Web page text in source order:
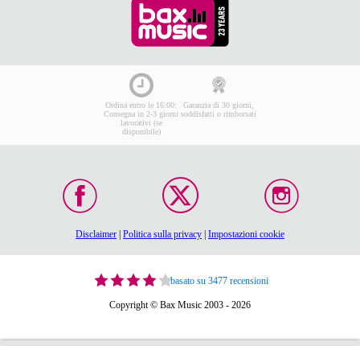
Ordina entro le 16:00:
Consegna in 2-3 giorni
lavorativi (se
disponibile)
Garanzia di 30 giorni,
soddisfatti o rimborsati
Disclaimer | Politica sulla privacy | Impostazioni cookie
basato su 3477 recensioni
Copyright © Bax Music 2003 - 2026